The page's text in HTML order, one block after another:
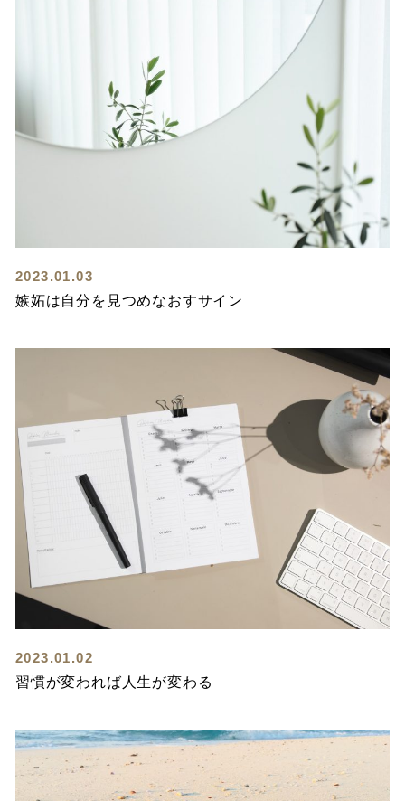
嫉妬は自分を見つめなおすサイン
2023.01.03
習慣が変われば人生が変わる
2023.01.02